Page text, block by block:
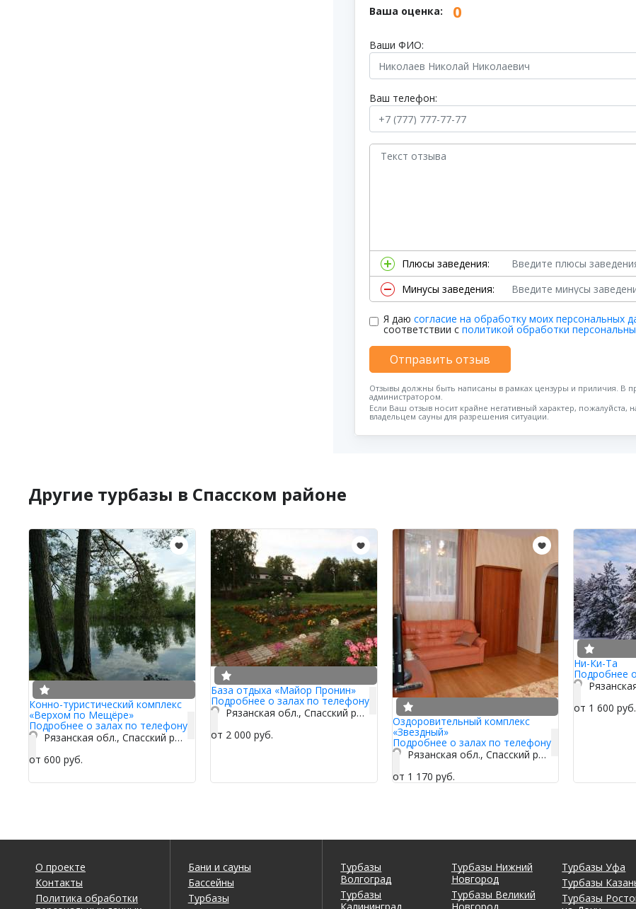
Ваша оценка: 0
Ваши ФИО:
Ваш телефон:
Плюсы заведения:
Минусы заведения:
Я даюсогласие на обработку моих персональных
соответствии сполитикой обработки
Отправить отзыв
Отзывы должны быть написаны в рамках цензуры и приличия. В
администратором.
Если Ваш отзыв носит крайне негативный характер,
владельцем сауны для разрешения ситуации.
Другие турбазы в Спасском районе
Конно-туристический комплекс
«Верхом по Мещёре»
Подробнее о залах по телефону
Рязанская обл., Спасский р-н, с. Орехово
от 600 руб.
База отдыха «Майор Пронин»
Подробнее о залах по телефону
Рязанская обл., Спасский р-н, с. Засечье
от 2 000 руб.
Оздоровительный комплекс
«Звездный»
Подробнее о залах по телефону
Рязанская обл., Спасский р-н, д. Выползово
от 1 170 руб.
Ни-Ки-Та
Подробнее
от 1 600 руб.
О проекте
Контакты
Политика обработки
Бани и сауны
Бассейны
Турбазы
Турбазы
Волгоград
Турбазы
Турбазы Нижний
Новгород
Турбазы Великий
Турбазы Уфа
Турбазы
Турбазы